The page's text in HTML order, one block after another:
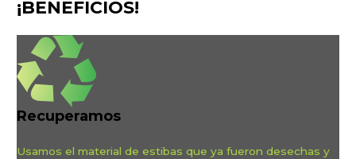
¡BENEFICIOS!
Recuperamos
Usamos el material de estibas que ya fueron desechas y